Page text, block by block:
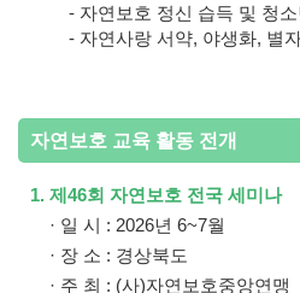
- 자연보호 정신 습득 및 청
- 자연사랑 서약, 야생화, 별
자연보호 교육 활동 전개
1. 제46회 자연보호 전국 세미나
· 일 시 : 2026년 6~7월
· 장 소 : 경상북도
· 주 최 : (사)자연보호중앙연맹